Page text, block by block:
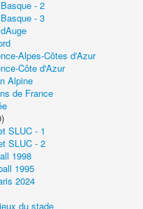
- 2
- 3
Alpes-Côtes d'Azur
Côte d'Azur
Alpine
de France
SLUC - 1
SLUC - 2
1998
1995
2024
du stade